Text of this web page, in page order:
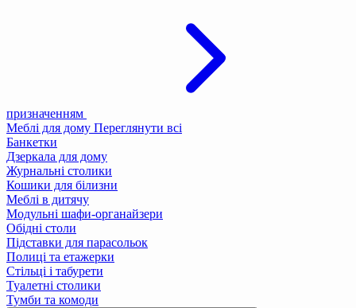
призначенням
Меблі для дому Переглянути всі
Банкетки
Дзеркала для дому
Журнальні столики
Кошики для білизни
Меблі в дитячу
Модульні шафи-органайзери
Обідні столи
Підставки для парасольок
Полиці та етажерки
Стільці і табурети
Туалетні столики
Тумби та комоди